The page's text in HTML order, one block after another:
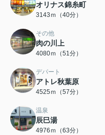
オリナス錦糸町
3143ｍ（40分）
その他
肉の川上
4080ｍ（51分）
デパート
アトレ秋葉原
4525ｍ（57分）
温泉
辰巳湯
4976ｍ（63分）